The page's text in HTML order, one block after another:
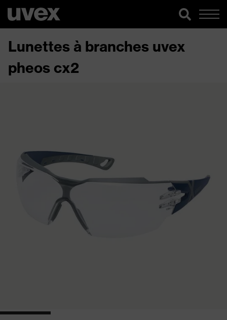
Lunettes à branches uvex
pheos cx2